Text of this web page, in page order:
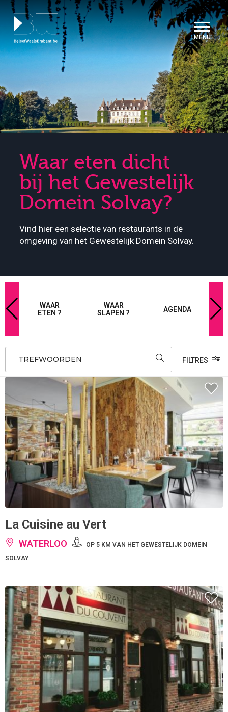
Cookies beheer paneel
Waar eten dicht
bij het Gewestelijk
Domein Solvay?
Vind hier een selectie van restaurants in de
omgeving van het Gewestelijk Domein Solvay.
WAAR
ETEN ?
WAAR
SLAPEN ?
AGENDA
TREFWOORDEN FILTRES
La Cuisine au Vert
WATERLOO
OP 5 KM VAN HET GEWESTELIJK DOMEIN
SOLVAY